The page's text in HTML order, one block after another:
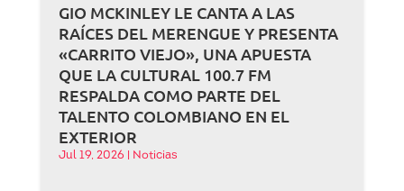
GIO MCKINLEY LE CANTA A LAS
RAÍCES DEL MERENGUE Y PRESENTA
«CARRITO VIEJO», UNA APUESTA
QUE LA CULTURAL 100.7 FM
RESPALDA COMO PARTE DEL
TALENTO COLOMBIANO EN EL
EXTERIOR
Jul 19, 2026 Noticias